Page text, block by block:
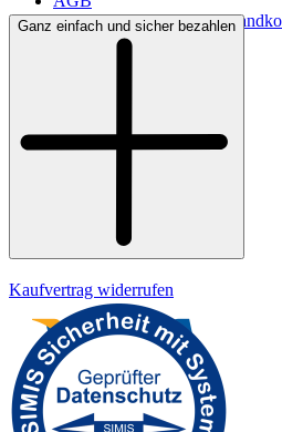
Lieferbedingungen &
Bezahlung
Ganz einfach und sicher bezahlen
Kaufvertrag widerrufen